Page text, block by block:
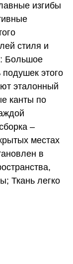
изгибы
стиля и
Большое
подушек этого
эталонный
канты по
–
местах
в
Ткань легко